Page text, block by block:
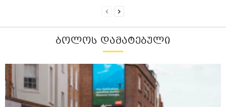
ᲑᲝᲚᲝᲡ ᲓᲐᲛᲐᲢᲔᲑᲣᲚᲘ